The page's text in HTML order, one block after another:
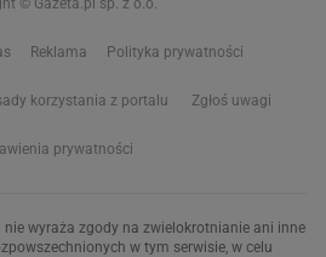
© Gazeta.pl sp. z o.o.
Reklama Polityka prywatności
korzystania z portalu Zgłoś uwagi
prywatności
nie wyraża zgody na zwielokrotnianie ani inne
w tym serwisie, w celu